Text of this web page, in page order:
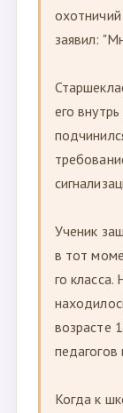
заявил:
его
Ученик
в тот
го
возрасте
педагогов
Когда к